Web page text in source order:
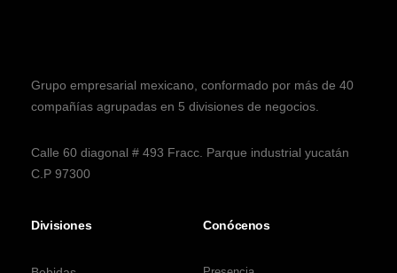
Grupo empresarial mexicano, conformado por más de 40
compañías agrupadas en 5 divisiones de negocios.
Calle 60 diagonal # 493 Fracc. Parque industrial yucatán
C.P 97300
Divisiones Conócenos